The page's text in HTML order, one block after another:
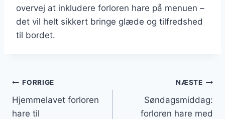
overvej at inkludere forloren hare på menuen –
det vil helt sikkert bringe glæde og tilfredshed
til bordet.
Indlægsnavigation
FORRIGE
Hjemmelavet forloren
hare til
NÆSTE
Søndagsmiddag:
forloren hare med